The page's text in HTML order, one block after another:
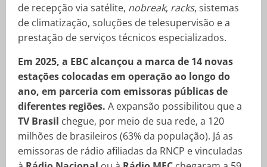
de recepção via satélite, nobreak, racks, sistemas
de climatização, soluções de telesupervisão e a
prestação de serviços técnicos especializados.
Em 2025, a EBC alcançou a marca de 14 novas
estações colocadas em operação ao longo do
ano, em parceria com emissoras públicas de
diferentes regiões. A expansão possibilitou que a
TV Brasil chegue, por meio de sua rede, a 120
milhões de brasileiros (63% da população). Já as
emissoras de rádio afiliadas da RNCP e vinculadas